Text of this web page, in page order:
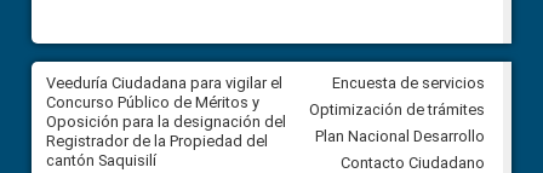
Veeduría Ciudadana para vigilar el
Concurso Público de Méritos y
Oposición para la designación del
Registrador de la Propiedad del
cantón Saquisilí
Veeduría Ciudadana para
construcción del asfaltado de
Ballenita del cantón Santa
Encuesta de servicios
Optimización de trámites
Plan Nacional Desarrollo
Contacto Ciudadano